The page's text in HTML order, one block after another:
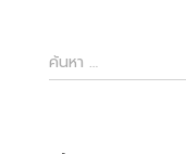
ค้
น
ค้นหา …